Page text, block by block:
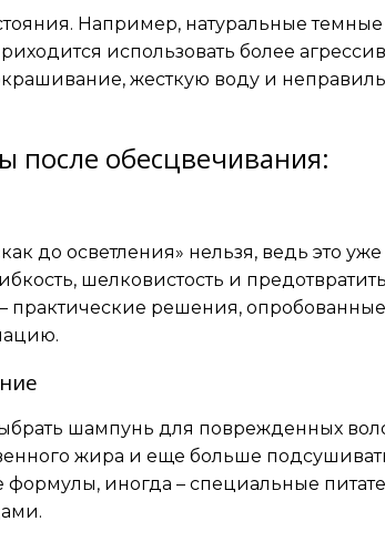
Например, натуральные
использовать более
жесткую воду и
после обесцвечивания:
до осветления» нельзя, ведь это
шелковистость и предотвратить
решения, опробованные
шампунь для поврежденных
жира и еще больше
формулы, иногда – специальные